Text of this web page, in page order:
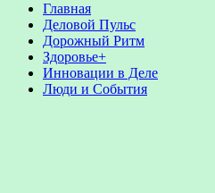
Главная
Деловой Пульс
Дорожный Ритм
Здоровье+
Инновации в Деле
Люди и События